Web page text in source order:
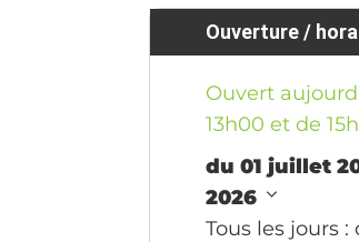
Ouverture /
Ouvert
13h00 et de
du 01 juillet
2026
Tous les jours :